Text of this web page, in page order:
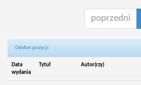
poprzedni
Odsłon pozycji:
Data
wydania
Tytuł Autor(rzy)